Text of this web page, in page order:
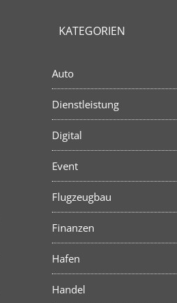
KATEGORIEN
Auto
Dienstleistung
Digital
Event
Flugzeugbau
Finanzen
Hafen
Handel